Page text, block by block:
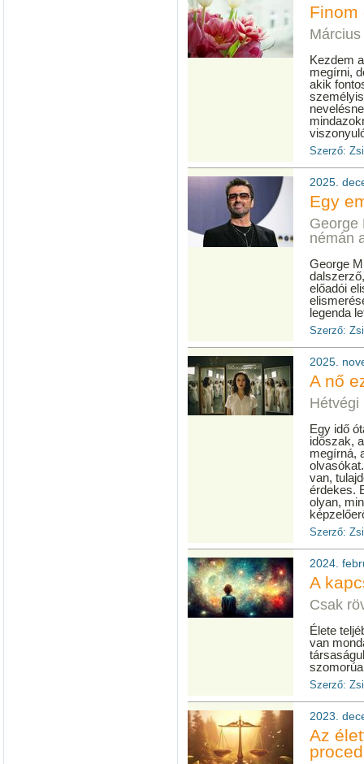
Finom
Kezdem
megírni,
akik
Szerző:
2025.
Egy
George
némán
George
előadói
legenda
Szerző:
2025.
A nő
Hétvégi
Egy idő
időszak,
megírná,
van,
érdekes.
olyan,
Szerző:
2024.
A
Csak
Élete
van
Szerző:
2023.
Az